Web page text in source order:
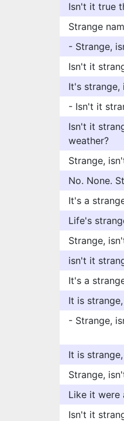
Isn't it true
Strange
- Strange,
Isn't it
It's strange,
- Isn't it
Isn't it
weather?
Strange,
No. None.
It's a
Life's
Strange,
isn't it
It's a
It is
- Strange,
It is
Strange,
Like it were
Isn't it